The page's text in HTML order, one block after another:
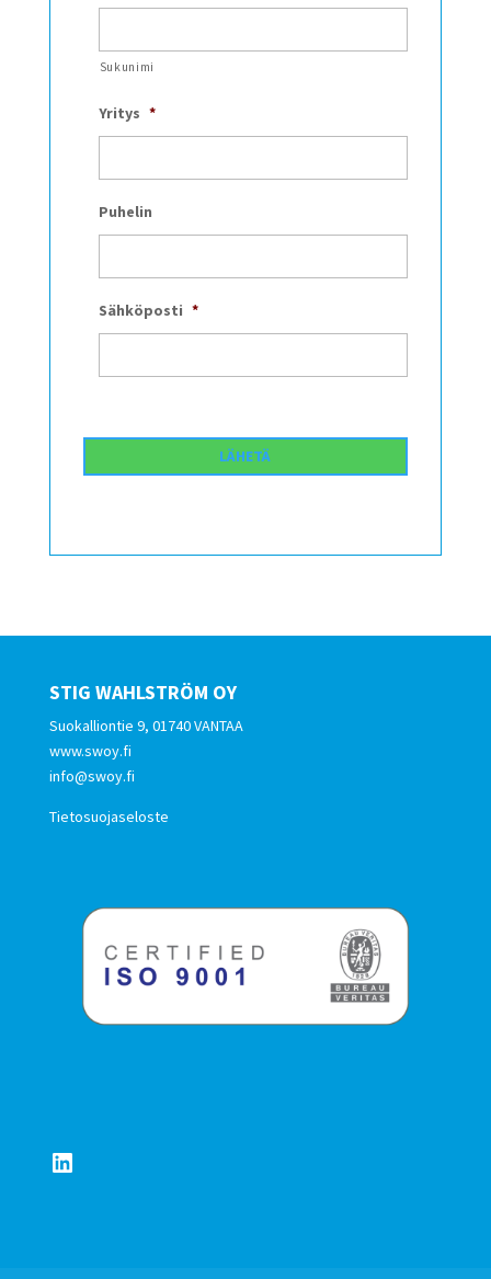
Sukunimi
Yritys *
Puhelin
Sähköposti *
STIG WAHLSTRÖM OY
Suokalliontie 9, 01740 VANTAA
www.swoy.fi
info@swoy.fi
Tietosuojaseloste
LinkedIn